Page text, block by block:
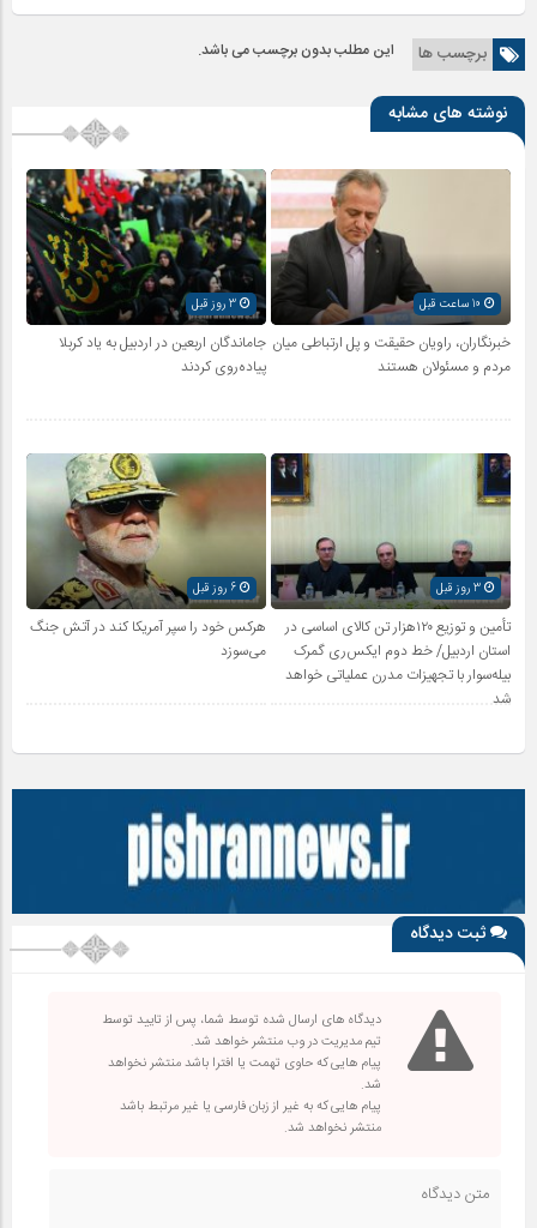
برچسب ها این مطلب بدون برچسب می باشد.
نوشته های مشابه
خبرنگاران، راویان حقیقت و پل ارتباطی میان
مردم و مسئولان هستند
جاماندگان اربعین در اردبیل به یاد کربلا
پیاده‌روی کردند
3 روز قبل
تأمین و توزیع ۱۲۰هزار تن کالای اساسی در
استان اردبیل/ خط دوم ایکس‌ری گمرک
بیله‌سوار با تجهیزات مدرن عملیاتی خواهد
شد
هرکس خود را سپر آمریکا کند در آتش جنگ
می‌سوزد
ثبت دیدگاه
دیدگاه های ارسال شده توسط شما، پس از تایید توسط
تیم مدیریت در وب منتشر خواهد شد.
پیام هایی که حاوی تهمت یا افترا باشد منتشر نخواهد
شد.
پیام هایی که به غیر از زبان فارسی یا غیر مرتبط باشد
منتشر نخواهد شد.